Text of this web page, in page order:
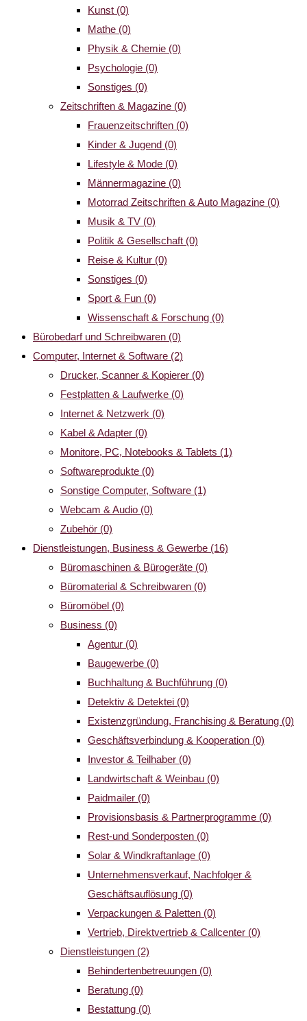
Kunst (0)
Mathe (0)
Physik & Chemie (0)
Psychologie (0)
Sonstiges (0)
Zeitschriften & Magazine (0)
Frauenzeitschriften (0)
Kinder & Jugend (0)
Lifestyle & Mode (0)
Männermagazine (0)
Motorrad Zeitschriften & Auto Magazine (0)
Musik & TV (0)
Politik & Gesellschaft (0)
Reise & Kultur (0)
Sonstiges (0)
Sport & Fun (0)
Wissenschaft & Forschung (0)
Bürobedarf und Schreibwaren (0)
Computer, Internet & Software (2)
Drucker, Scanner & Kopierer (0)
Festplatten & Laufwerke (0)
Internet & Netzwerk (0)
Kabel & Adapter (0)
Monitore, PC, Notebooks & Tablets (1)
Softwareprodukte (0)
Sonstige Computer, Software (1)
Webcam & Audio (0)
Zubehör (0)
Dienstleistungen, Business & Gewerbe (16)
Büromaschinen & Bürogeräte (0)
Büromaterial & Schreibwaren (0)
Büromöbel (0)
Business (0)
Agentur (0)
Baugewerbe (0)
Buchhaltung & Buchführung (0)
Detektiv & Detektei (0)
Existenzgründung, Franchising & Beratung (0)
Geschäftsverbindung & Kooperation (0)
Investor & Teilhaber (0)
Landwirtschaft & Weinbau (0)
Paidmailer (0)
Provisionsbasis & Partnerprogramme (0)
Rest-und Sonderposten (0)
Solar & Windkraftanlage (0)
Unternehmensverkauf, Nachfolger &
Geschäftsauflösung (0)
Verpackungen & Paletten (0)
Vertrieb, Direktvertrieb & Callcenter (0)
Dienstleistungen (2)
Behindertenbetreuungen (0)
Beratung (0)
Bestattung (0)